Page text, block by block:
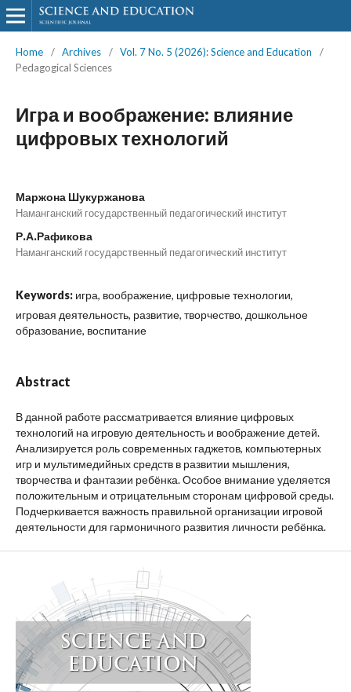
Home / Archives / Vol. 7 No. 5 (2026): Science and Education
/
Pedagogical Sciences
Игра и воображение: влияние
цифровых технологий
Маржона Шукуржанова
Наманганский государственный педагогический институт
Р.А.Рафикова
Наманганский государственный педагогический институт
Keywords: игра, воображение, цифровые технологии,
игровая деятельность, развитие, творчество, дошкольное
образование, воспитание
Abstract
В данной работе рассматривается влияние цифровых
технологий на игровую деятельность и воображение детей.
Анализируется роль современных гаджетов, компьютерных
игр и мультимедийных средств в развитии мышления,
творчества и фантазии ребёнка. Особое внимание уделяется
положительным и отрицательным сторонам цифровой среды.
Подчеркивается важность правильной организации игровой
деятельности для гармоничного развития личности ребёнка.